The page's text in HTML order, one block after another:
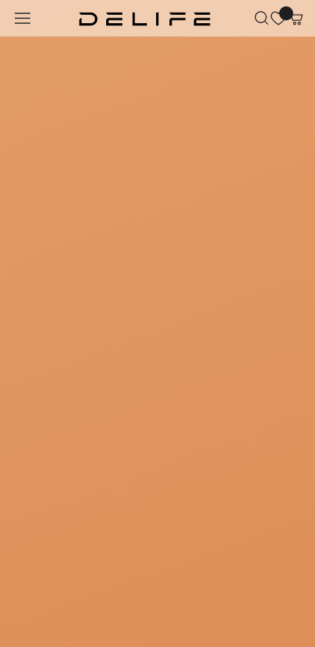
Zum Hauptinhalt springen